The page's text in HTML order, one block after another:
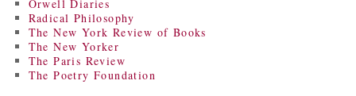
Orwell Diaries
Radical Philosophy
The New York Review of Books
The New Yorker
The Paris Review
The Poetry Foundation